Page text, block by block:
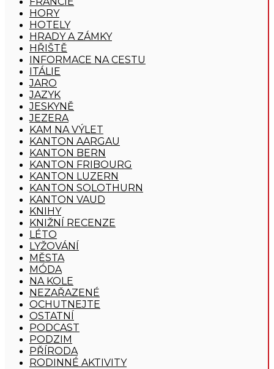
HORY
HOTELY
HRADY A ZÁMKY
HŘIŠTĚ
INFORMACE NA CESTU
ITÁLIE
JARO
JAZYK
JESKYNĚ
JEZERA
KAM NA VÝLET
KANTON AARGAU
KANTON BERN
KANTON FRIBOURG
KANTON LUZERN
KANTON SOLOTHURN
KANTON VAUD
KNIHY
KNIŽNÍ RECENZE
LÉTO
LYŽOVÁNÍ
MĚSTA
MÓDA
NA KOLE
NEZAŘAZENÉ
OCHUTNEJTE
OSTATNÍ
PODCAST
PODZIM
PŘÍRODA
RODINNÉ AKTIVITY